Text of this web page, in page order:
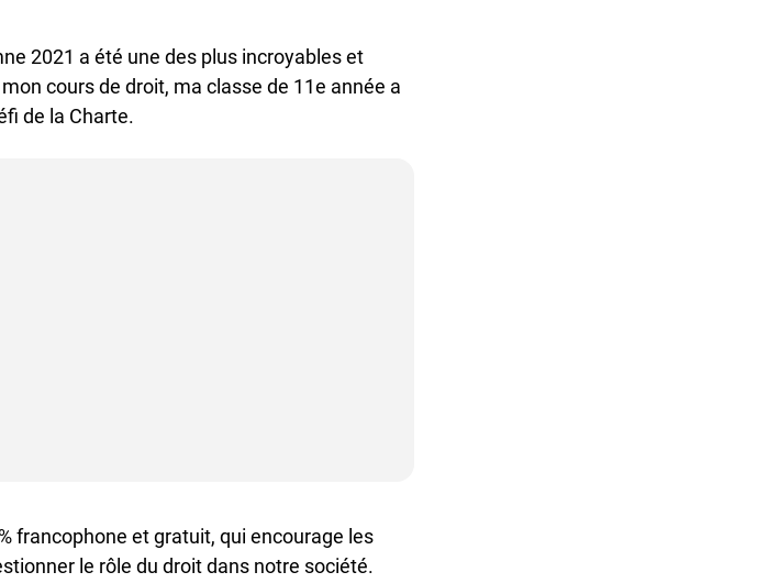
2021 a été une des plus incroyables et
cours de droit, ma classe de 11e année a
de la Charte.
francophone et gratuit, qui encourage les
le rôle du droit dans notre société.